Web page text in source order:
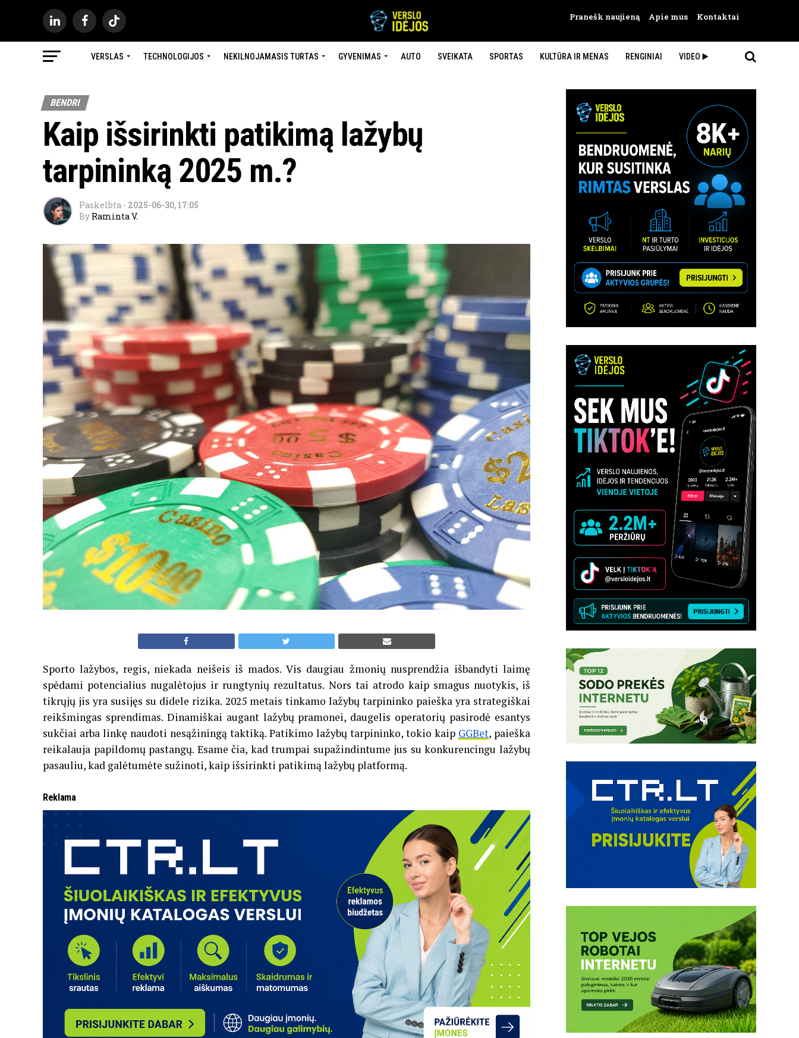
Pranešk naujieną Apie mus Kontaktai
VERSLAS TECHNOLOGIJOS NEKILNOJAMASIS TURTAS GYVENIMAS AUTO SVEIKATA SPORTAS KULTŪRA IR MENAS RENGINIAI VIDEO ▶️
BENDRI
Kaip išsirinkti patikimą lažybų
tarpininką 2025 m.?
Paskelbta - 2025-06-30, 17:05
By Raminta V.
Sporto lažybos, regis, niekada neišeis iš mados. Vis daugiau žmonių nusprendžia išbandyti laimę
spėdami potencialius nugalėtojus ir rungtynių rezultatus. Nors tai atrodo kaip smagus nuotykis, iš
tikrųjų jis yra susijęs su didele rizika. 2025 metais tinkamo lažybų tarpininko paieška yra strategiškai
reikšmingas sprendimas. Dinamiškai augant lažybų pramonei, daugelis operatorių pasirodė esantys
sukčiai arba linkę naudoti nesąžiningą taktiką. Patikimo lažybų tarpininko, tokio kaip GGBet, paieška
reikalauja papildomų pastangų. Esame čia, kad trumpai supažindintume jus su konkurencingu lažybų
pasauliu, kad galėtumėte sužinoti, kaip išsirinkti patikimą lažybų platformą.
Reklama